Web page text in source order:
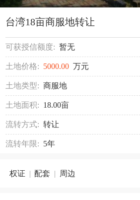
台湾18亩商服地转让
可获授信额度: 暂无
土地价格: 5000.00 万元
土地类型: 商服地
土地面积: 18.00亩
流转方式: 转让
流转年限: 5年
权证 | 配套 | 周边